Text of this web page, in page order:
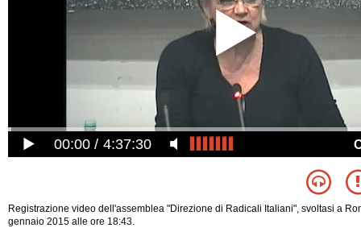
00:00 4:37:30
Registrazione video dell'assemblea "Direzione di Radicali Italiani", svoltasi a
gennaio 2015 alle ore 18:43.